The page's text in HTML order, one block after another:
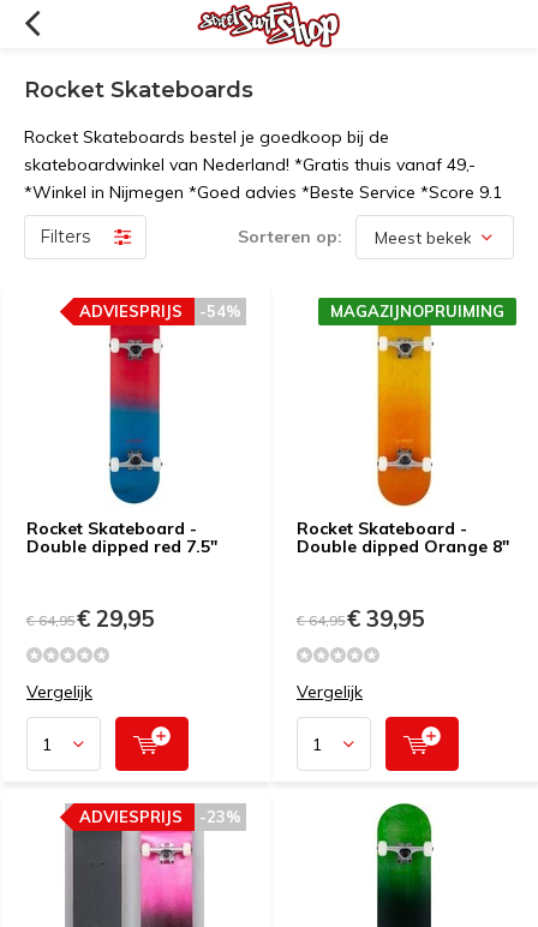
Rocket Skateboards
Rocket Skateboards bestel je goedkoop bij de
skateboardwinkel van Nederland! *Gratis thuis vanaf 49,-
*Winkel in Nijmegen *Goed advies *Beste Service *Score 9.1
Filters Sorteren op:
Rocket Skateboard -
Double dipped red 7.5"
-54%
ADVIESPRIJS
€ 64,95€ 29,95
Vergelijk
Rocket Skateboard -
Double dipped Orange 8"
MAGAZIJNOPRUIMING
€ 64,95€ 39,95
Vergelijk
-23%
ADVIESPRIJS